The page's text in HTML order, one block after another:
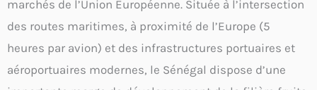
marchés de l’Union Européenne. Située à l’intersection
des routes maritimes, à proximité de l’Europe (5
heures par avion) et des infrastructures portuaires et
aéroportuaires modernes, le Sénégal dispose d’une